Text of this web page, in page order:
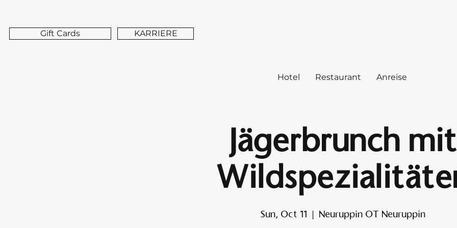
Gift Cards KARRIERE
Hotel Restaurant Anreise
Jägerbrunch mit
Sun, Oct 11
  |
Neuruppin OT Neuruppin